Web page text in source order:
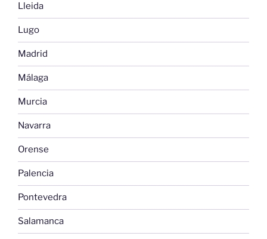
Lleida
Lugo
Madrid
Málaga
Murcia
Navarra
Orense
Palencia
Pontevedra
Salamanca